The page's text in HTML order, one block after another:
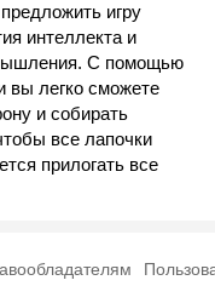
игру
интеллекта и
С помощью
вы легко сможете
и собирать
все лапочки
прилогать все